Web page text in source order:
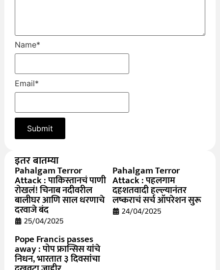
Name*
Email*
इतर बातम्या
Pahalgam Terror
Attack : पाकिस्तानचं पाणी
रोखलं! चिनाब नदीवरील
बालीघर आणि साल धरणाचे
दरवाजे बंद
25/04/2025
Pahalgam Terror
Attack : पहलगाम
दहशतवादी हल्ल्यानंतर
लष्कराचं सर्च ऑपरेशन सुरू
24/04/2025
Pope Francis passes
away : पोप फ्रान्सिस यांचे
निधन, भारतात ३ दिवसांचा